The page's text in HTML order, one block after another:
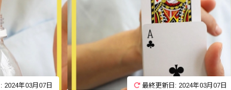
2024年03月07日 最終更新日: 2024年03月07日